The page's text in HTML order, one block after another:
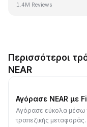
1.4M Reviews
Περισσότεροι
NEAR
Αγόρασε NEAR με
Αγόρασε εύκολα μέσω
τραπεζικής μεταφοράς.